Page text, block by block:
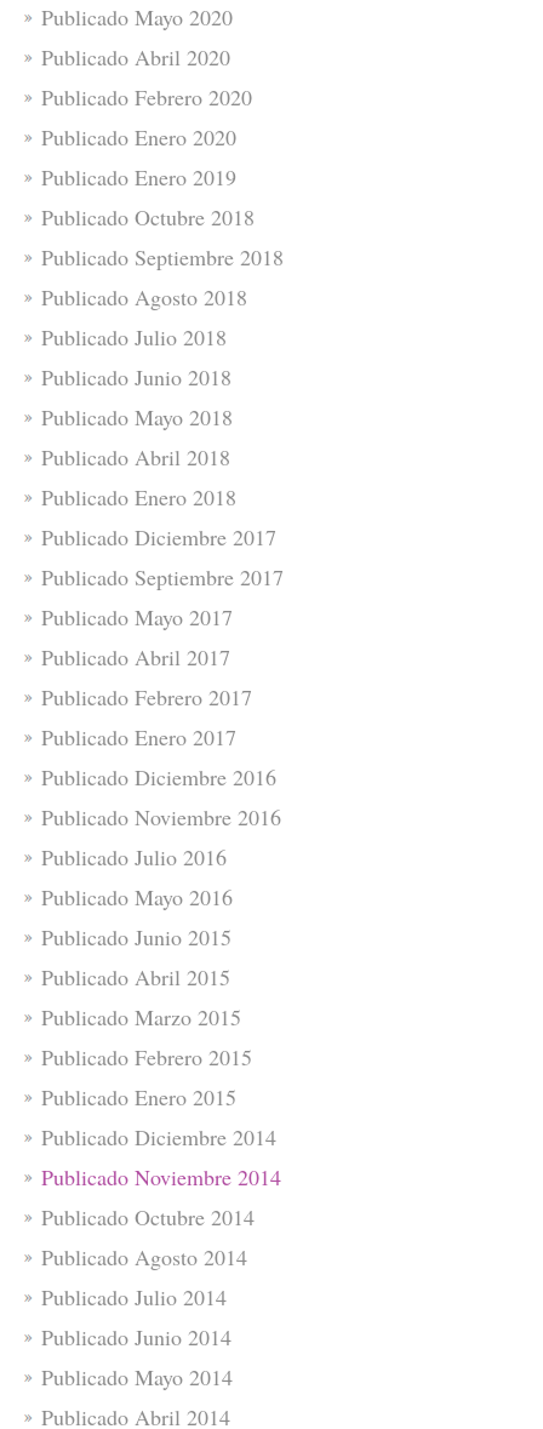
Publicado Mayo 2020
Publicado Abril 2020
Publicado Febrero 2020
Publicado Enero 2020
Publicado Enero 2019
Publicado Octubre 2018
Publicado Septiembre 2018
Publicado Agosto 2018
Publicado Julio 2018
Publicado Junio 2018
Publicado Mayo 2018
Publicado Abril 2018
Publicado Enero 2018
Publicado Diciembre 2017
Publicado Septiembre 2017
Publicado Mayo 2017
Publicado Abril 2017
Publicado Febrero 2017
Publicado Enero 2017
Publicado Diciembre 2016
Publicado Noviembre 2016
Publicado Julio 2016
Publicado Mayo 2016
Publicado Junio 2015
Publicado Abril 2015
Publicado Marzo 2015
Publicado Febrero 2015
Publicado Enero 2015
Publicado Diciembre 2014
Publicado Noviembre 2014
Publicado Octubre 2014
Publicado Agosto 2014
Publicado Julio 2014
Publicado Junio 2014
Publicado Mayo 2014
Publicado Abril 2014